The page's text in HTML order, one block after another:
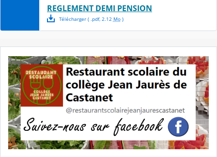
REGLEMENT DEMI PENSION
Télécharger( .pdf, 2.12 Mo)